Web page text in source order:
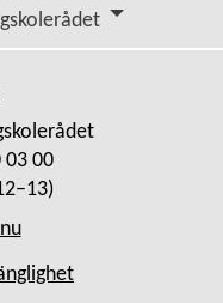
nytt
fönster
03 00